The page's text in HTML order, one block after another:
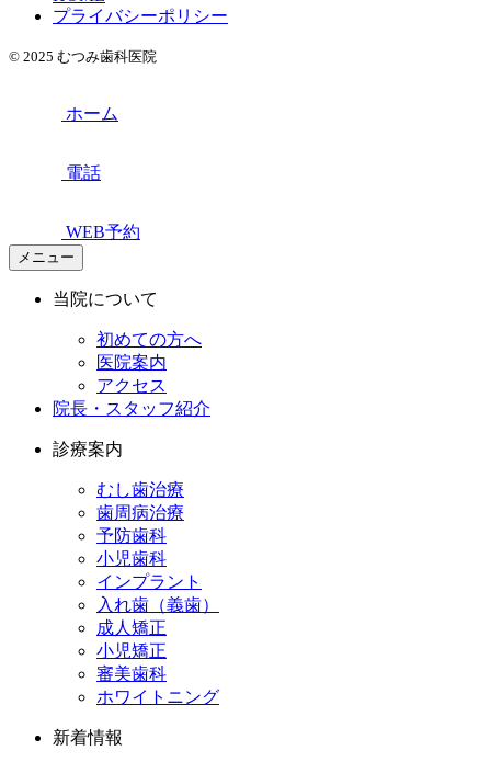
プライバシーポリシー
© 2025 むつみ歯科医院
ホーム
電話
WEB予約
メニュー
当院について
初めての方へ
医院案内
アクセス
院長・スタッフ紹介
診療案内
むし歯治療
歯周病治療
予防歯科
小児歯科
インプラント
入れ歯（義歯）
成人矯正
小児矯正
審美歯科
ホワイトニング
新着情報